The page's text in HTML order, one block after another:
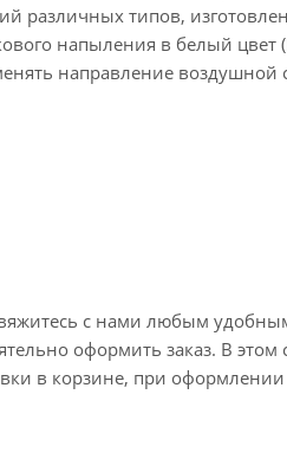
различных типов,
напыления в белый цвет
направление воздушной
с нами любым
оформить заказ. В этом
в корзине, при оформлении